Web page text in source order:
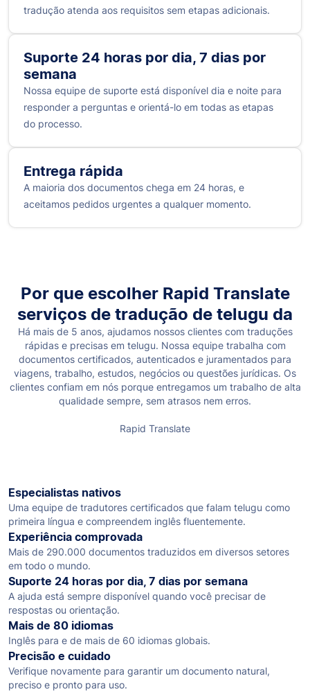
tradução atenda aos requisitos sem etapas adicionais.
Suporte 24 horas por dia, 7 dias por
semana
Nossa equipe de suporte está disponível dia e noite para
responder a perguntas e orientá-lo em todas as etapas
do processo.
Entrega rápida
A maioria dos documentos chega em 24 horas, e
aceitamos pedidos urgentes a qualquer momento.
Por que escolher Rapid Translate
serviços de tradução de telugu da
Há mais de 5 anos, ajudamos nossos clientes com traduções
rápidas e precisas em telugu. Nossa equipe trabalha com
documentos certificados, autenticados e juramentados para
viagens, trabalho, estudos, negócios ou questões jurídicas. Os
clientes confiam em nós porque entregamos um trabalho de alta
qualidade sempre, sem atrasos nem erros.
Rapid Translate
Especialistas nativos
Uma equipe de tradutores certificados que falam telugu como
primeira língua e compreendem inglês fluentemente.
Experiência comprovada
Mais de 290.000 documentos traduzidos em diversos setores
em todo o mundo.
Suporte 24 horas por dia, 7 dias por semana
A ajuda está sempre disponível quando você precisar de
respostas ou orientação.
Mais de 80 idiomas
Inglês para e de mais de 60 idiomas globais.
Precisão e cuidado
Verifique novamente para garantir um documento natural,
preciso e pronto para uso.